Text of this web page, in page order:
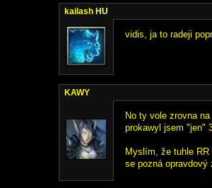
kailash HU
vidis, ja to radeji
KAWY
No ty vole zrovna
prokawyl jsem "jen"
Myslím, že tuhle
se pozná opravdový